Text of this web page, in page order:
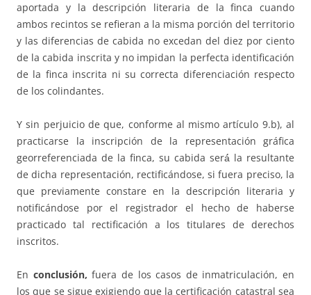
aportada y la descripción literaria de la finca cuando
ambos recintos se refieran a la misma porción del territorio
y las diferencias de cabida no excedan del diez por ciento
de la cabida inscrita y no impidan la perfecta identificación
de la finca inscrita ni su correcta diferenciación respecto
de los colindantes.
Y sin perjuicio de que, conforme al mismo artículo 9.b), al
practicarse la inscripción de la representación gráfica
georreferenciada de la finca, su cabida será́ la resultante
de dicha representación, rectificándose, si fuera preciso, la
que previamente constare en la descripción literaria y
notificándose por el registrador el hecho de haberse
practicado tal rectificación a los titulares de derechos
inscritos.
En conclusión, fuera de los casos de inmatriculación, en
los que se sigue exigiendo que la certificación catastral sea